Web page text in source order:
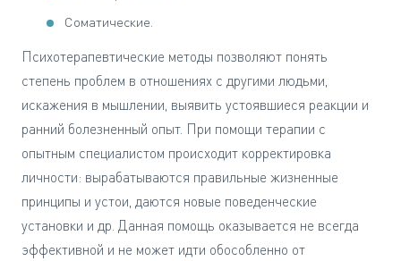
Соматические.
Психотерапевтические методы позволяют понять
степень проблем в отношениях с другими людьми,
искажения в мышлении, выявить устоявшиеся реакции и
ранний болезненный опыт. При помощи терапии с
опытным специалистом происходит корректировка
личности: вырабатываются правильные жизненные
принципы и устои, даются новые поведенческие
установки и др. Данная помощь оказывается не всегда
эффективной и не может идти обособленно от